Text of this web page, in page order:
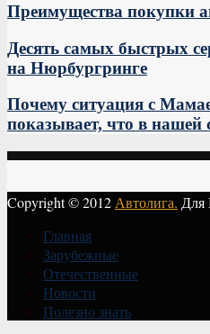
Преимущества покупки
Десять самых быстрых
на Нюрбургринге
Почему ситуация с
показывает, что в нашей
Copyright © 2012 Автолига. Для
Главная
Зарубежные
Отечественные
Новости
Полезно знать